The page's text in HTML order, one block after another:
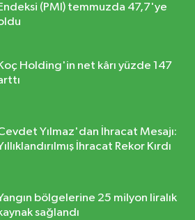
(PMI) temmuzda 47,7'ye
Holding'in net kârı yüzde 147
Yılmaz'dan İhracat Mesajı:
İhracat Rekor Kırdı
bölgelerine 25 milyon liralık
sağlandı